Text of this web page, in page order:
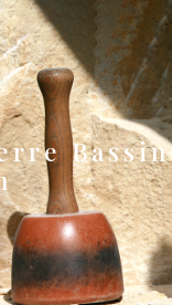
des cookies
Bassin